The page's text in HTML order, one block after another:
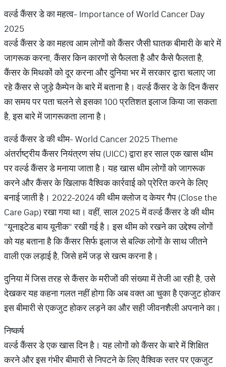
वर्ल्ड कैंसर डे का महत्व- Importance of World Cancer Day
2025
वर्ल्ड कैंसर डे का महत्व आम लोगों को कैंसर जैसी घातक बीमारी के बारे में
जागरूक करना, कैंसर किन कारणों से फैलता है और कैसे फैलता है,
कैंसर के मिथकों को दूर करना और दुनिया भर में सरकार द्वारा चलाए जा
रहे कैंसर से जुड़े कैम्पेन के बारे में बताना है। वर्ल्ड कैंसर डे के दिन कैंसर
का समय पर पता चलने से इसका 100 प्रतिशत इलाज किया जा सकता
है, इस बारे में जागरूकता लाना है।
वर्ल्ड कैंसर डे की थीम- World Cancer 2025 Theme
अंतर्राष्ट्रीय कैंसर नियंत्रण संघ (UICC) द्वारा हर साल एक खास थीम
पर वर्ल्ड कैंसर डे मनाया जाता है। यह खास थीम लोगों को जागरूक
करने और कैंसर के खिलाफ वैश्विक कार्रवाई को प्रेरित करने के लिए
बनाई जाती है। 2022-2024 की थीम क्लोज द केयर गैप (Close the
Care Gap) रखा गया था। वहीं, साल 2025 में वर्ल्ड कैंसर डे की थीम
"यूनाइटेड बाय यूनीक" रखी गई है। इस थीम को रखने का उद्देश्य लोगों
को यह बताना है कि कैंसर सिर्फ इलाज से बल्कि लोगों के साथ जीतने
वाली एक लड़ाई है, जिसे हमें जड़ से खत्म करना है।
दुनिया में जिस तरह से कैंसर के मरीजों की संख्या में तेजी आ रही है, उसे
देखकर यह कहना गलत नहीं होगा कि अब वक्त आ चुका है एकजुट होकर
इस बीमारी से एकजुट होकर लड़ने का और सही जीवनशैली अपनाने का।
निष्कर्ष
वर्ल्ड कैंसर डे एक खास दिन है। यह लोगों को कैंसर के बारे में शिक्षित
करने और इस गंभीर बीमारी से निपटने के लिए वैश्विक स्तर पर एकजुट